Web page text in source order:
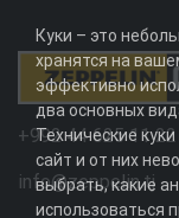
+992 44 625 11 22
info@zeppelin.tj
Куки – это
хранятся на
эффективно
два основных
Технические
сайт и от них
выбрать, какие
использоваться